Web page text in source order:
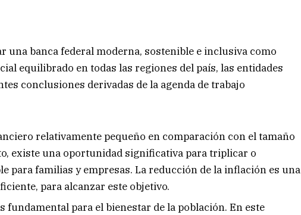
una banca federal moderna, sostenible e inclusiva como
equilibrado en todas las regiones del país, las entidades
conclusiones derivadas de la agenda de trabajo
relativamente pequeño en comparación con el tamaño
existe una oportunidad significativa para triplicar o
para familias y empresas. La reducción de la inflación es una
para alcanzar este objetivo.
fundamental para el bienestar de la población. En este